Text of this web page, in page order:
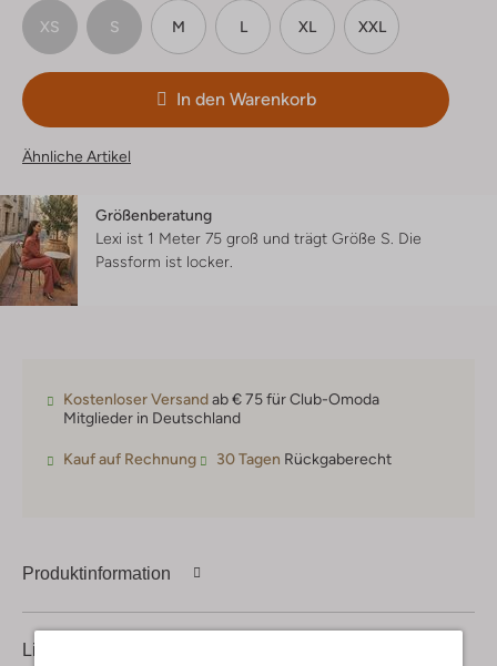
XS S M L XL XXL
In den Warenkorb
Ähnliche Artikel
Größenberatung
Lexi ist 1 Meter 75 groß und trägt Größe S. Die
Passform ist locker
Kostenloser Versandab € 75 für Club-Omoda
Mitglieder in Deutschland
Kauf auf Rechnung 30 Tagen Rückgaberecht
Produktinformation
Lieferung & Rückgabe